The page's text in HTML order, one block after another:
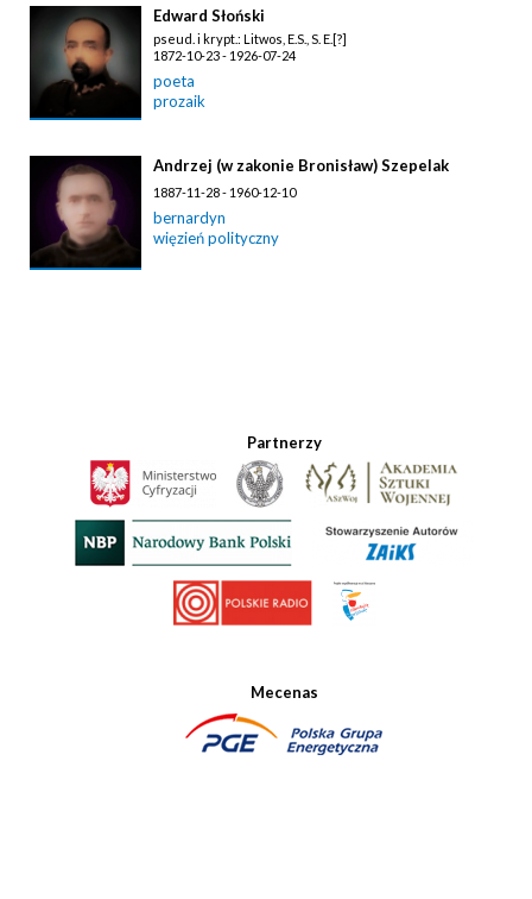
Edward Słoński
pseud. i krypt.: Litwos, E.S., S. E.[?]
1872-10-23 - 1926-07-24
poeta
prozaik
Andrzej (w zakonie Bronisław) Szepelak
1887-11-28 - 1960-12-10
bernardyn
więzień polityczny
Partnerzy
Mecenas